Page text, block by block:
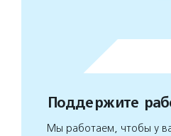
Поддержите
Мы работаем, чтобы у